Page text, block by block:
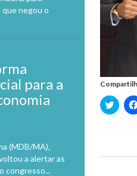
negou o
para a
(MDB/MA),
a alertar as
congresso...
Clique
para